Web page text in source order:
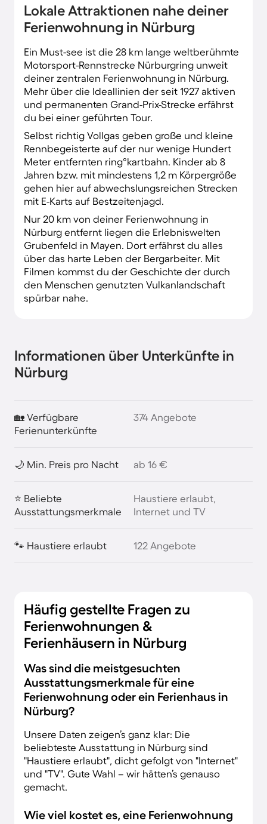
oder Langlaufen im Winter. Vom Burgberg
gleitest du in schneereichen Wintern mit
Lokale Attraktionen nahe deiner
Ferienwohnung in Nürburg
Ein Must-see ist die 28 km lange weltberühmte
Motorsport-Rennstrecke Nürburgring unweit
deiner zentralen Ferienwohnung in Nürburg.
Mehr über die Ideallinien der seit 1927 aktiven
und permanenten Grand-Prix-Strecke erfährst
du bei einer geführten Tour.
Selbst richtig Vollgas geben große und kleine
Rennbegeisterte auf der nur wenige Hundert
Meter entfernten ring°kartbahn. Kinder ab 8
Jahren bzw. mit mindestens 1,2 m Körpergröße
gehen hier auf abwechslungsreichen Strecken
mit E-Karts auf Bestzeitenjagd.
Nur 20 km von deiner Ferienwohnung in
Nürburg entfernt liegen die Erlebniswelten
Grubenfeld in Mayen. Dort erfährst du alles
über das harte Leben der Bergarbeiter. Mit
Filmen kommst du der Geschichte der durch
den Menschen genutzten Vulkanlandschaft
spürbar nahe.
Informationen über Unterkünfte in
Nürburg
🏡 Verfügbare
Ferienunterkünfte
374 Angebote
🌙 Min. Preis pro Nacht ab 16 €
⭐ Beliebte
Ausstattungsmerkmale
Haustiere erlaubt,
Internet und TV
🐾 Haustiere erlaubt 122 Angebote
Häufig gestellte Fragen zu
Ferienwohnungen &
Ferienhäusern in Nürburg
Was sind die meistgesuchten
Ausstattungsmerkmale für eine
Ferienwohnung oder ein Ferienhaus in
Nürburg?
Unsere Daten zeigen’s ganz klar: Die
beliebteste Ausstattung in Nürburg sind
"Haustiere erlaubt", dicht gefolgt von "Internet"
und "TV". Gute Wahl – wir hätten’s genauso
gemacht.
Wie viel kostet es, eine Ferienwohnung